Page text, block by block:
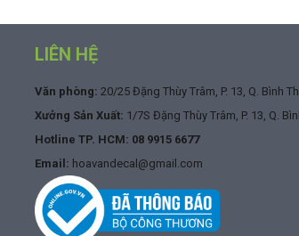
LIÊN HỆ
Văn phòng: 20/25 Đặng Thùy Trâm, P. 13, Q. Bình
Xưởng Sản Xuất: 1/7S Đặng Thùy Trâm, P. 13, Q.
Hotline TP. HCM: 08 9915 6677
Email: hoavandecal@gmail.com